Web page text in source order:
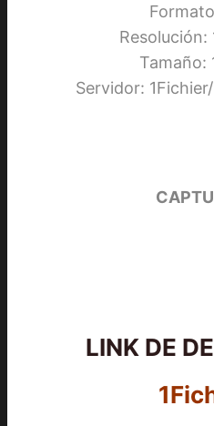
Resolución:
Tamaño:
Servidor:
LINK DE